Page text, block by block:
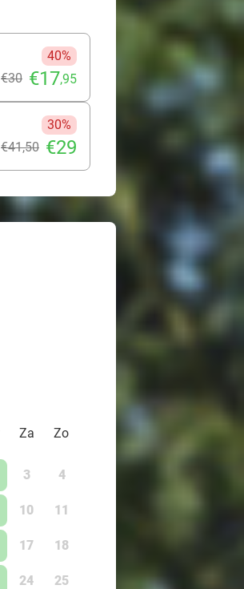
40%
€30 €17,95
30%
€41,50 €29
Za Zo
3 4
10 11
17 18
24 25